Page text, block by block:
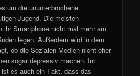
um die ununterbrochene
Jugend. Die meisten
ihr Smartphone nicht mal mehr am
legen. Außerdem wird in dem
ob die Sozialen Medien nicht eher
sogar depressiv machen. Im
es auch ein Fakt, dass das